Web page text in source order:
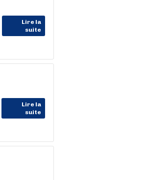
Lire la
suite
Lire la
suite